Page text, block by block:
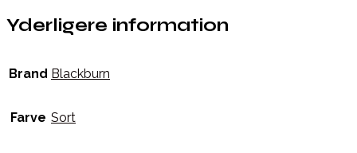
Yderligere information
Brand Blackburn
Farve Sort